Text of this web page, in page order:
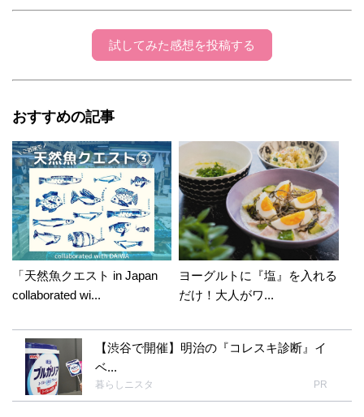
試してみた感想を投稿する
おすすめの記事
「天然魚クエスト in Japan
collaborated wi...
ヨーグルトに『塩』を入れる
だけ！大人がワ...
【渋谷で開催】明治の『コレスキ診断』イ
ベ...
暮らしニスタ PR